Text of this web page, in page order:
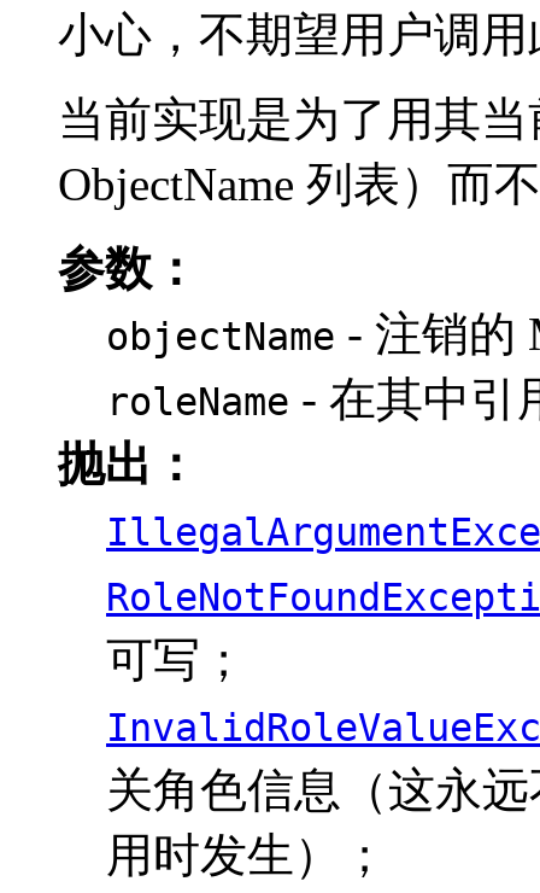
小心，不期望用户调
当前实现是为了用其
ObjectName 列表）而
参数：
objectName - 注销的
roleName - 在其中引
抛出：
可写；
关角色信息（这永远
用时发生）；